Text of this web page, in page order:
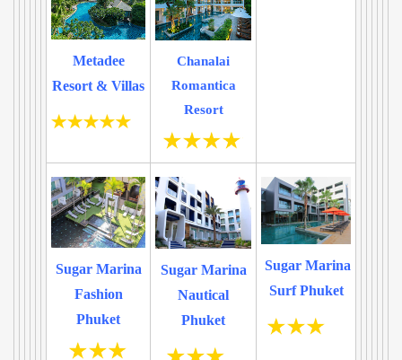
Metadee
Resort & Villas
Chanalai
Romantica
Resort
Sugar Marina
Fashion
Phuket
Sugar Marina
Nautical
Phuket
Sugar Marina
Surf Phuket